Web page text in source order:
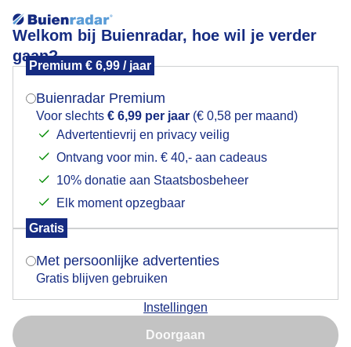
Welkom bij Buienradar, hoe wil je verder
gaan?
Premium € 6,99 / jaar
Buienradar Premium
Voor slechts € 6,99 per jaar (€ 0,58 per maand)
Advertentievrij en privacy veilig
Ontvang voor min. € 40,- aan cadeaus
10% donatie aan Staatsbosbeheer
Elk moment opzegbaar
Gratis
Met persoonlijke advertenties
Gratis blijven gebruiken
Instellingen
Doorgaan
Windstil en sluierbewolking
Mogen we je locatie gebruiken voor het
Indien je hier nog geen akkoord op hebt gegeven,
verschijnt er zo een pop-up uit je browser waarin
Is goed, toon de popup
Nu niet, misschien later